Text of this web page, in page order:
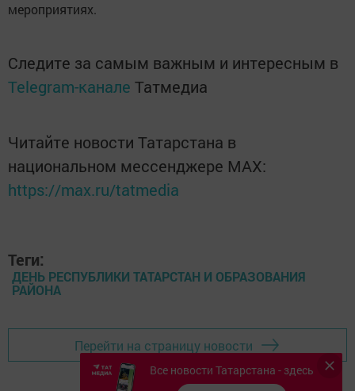
мероприятиях.
Следите за самым важным и интересным в
Telegram-канале Татмедиа
Читайте новости Татарстана в
национальном мессенджере MАХ:
https://max.ru/tatmedia
Теги:
ДЕНЬ РЕСПУБЛИКИ ТАТАРСТАН И ОБРАЗОВАНИЯ
РАЙОНА
Перейти на страницу новости
Все новости Татарстана - здесь